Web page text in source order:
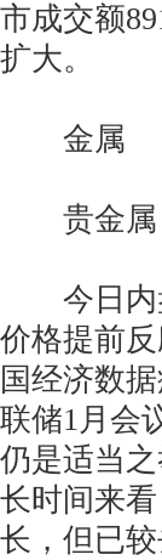
市成交额
扩大。
金属
贵金属
今日内盘
价格提前
国经济数
联储1月会
仍是适当
长时间来
长，但已